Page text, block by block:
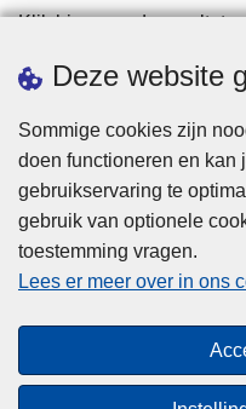
Deze website
Sommige cookies zijn
doen functioneren en kan
gebruikservaring te
gebruik van optionele
toestemming vragen.
Lees er meer over in ons
Klik hier voor de